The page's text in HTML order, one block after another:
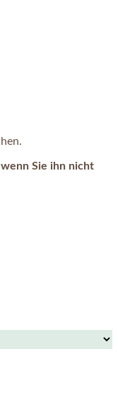
Sie ihn nicht